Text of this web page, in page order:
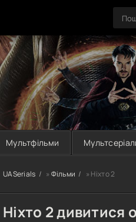
Мультфільми
UASerials » Фільми » Ніхто 2
Ніхто 2 дивитися